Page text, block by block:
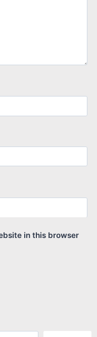
in this browser